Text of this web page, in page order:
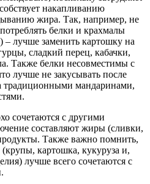
накапливанию
жира. Так, например, не
белки и крахмалы
лучше заменить картошку на
сладкий перец, кабачки,
Также белки несовместимы с
лучше не закусывать после
традиционными мандаринами,
сочетаются с другими
составляют жиры (сливки,
Также важно помнить,
картошка, кукуруза и,
лучше всего сочетаются с